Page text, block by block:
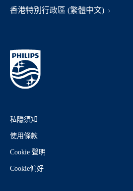
香港特別行政區 (繁體中文)
私隱須知
使用條款
Cookie 聲明
Cookie偏好